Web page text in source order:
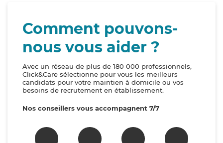
Comment pouvons-
nous vous aider ?
Avec un réseau de plus de 180 000 professionnels,
Click&Care sélectionne pour vous les meilleurs
candidats pour votre maintien à domicile ou vos
besoins de recrutement en établissement.
Nos conseillers vous accompagnent 7/7